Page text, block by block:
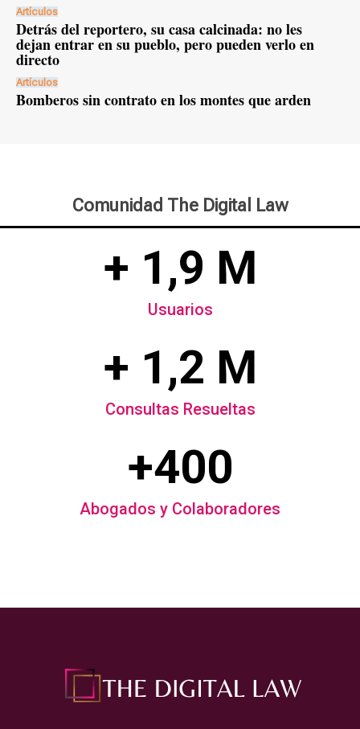
Artículos
Detrás del reportero, su casa calcinada: no les
dejan entrar en su pueblo, pero pueden verlo en
directo
Artículos
Bomberos sin contrato en los montes que arden
Comunidad The Digital Law
+ 1,9 M
Usuarios
+ 1,2 M
Consultas Resueltas
+400
Abogados y Colaboradores